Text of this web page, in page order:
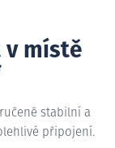
místě
stabilní a
připojení.